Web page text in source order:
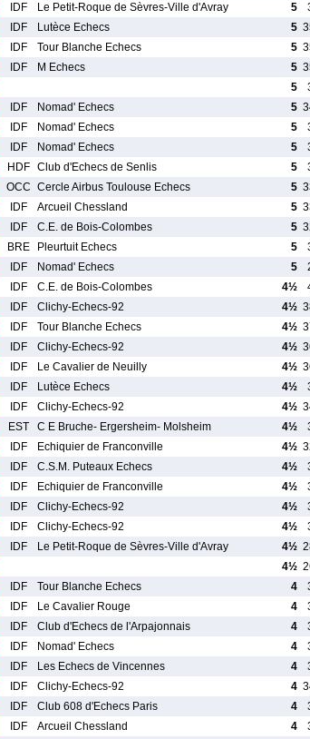
IDF Le Petit-Roque de Sèvres-Ville d'Avray 5
IDF Lutèce Echecs 5
IDF Tour Blanche Echecs 5
IDF M Echecs 5
5
IDF Nomad' Echecs 5
IDF Nomad' Echecs 5
IDF Nomad' Echecs 5
HDF Club d'Echecs de Senlis 5
OCC Cercle Airbus Toulouse Echecs 5
IDF Arcueil Chessland 5
IDF C.E. de Bois-Colombes 5
BRE Pleurtuit Echecs 5
IDF Nomad' Echecs 5
IDF C.E. de Bois-Colombes 4½
IDF Clichy-Echecs-92 4½
IDF Tour Blanche Echecs 4½
IDF Clichy-Echecs-92 4½
IDF Le Cavalier de Neuilly 4½
IDF Lutèce Echecs 4½
IDF Clichy-Echecs-92 4½
EST C E Bruche- Ergersheim- Molsheim 4½
IDF Echiquier de Franconville 4½
IDF C.S.M. Puteaux Echecs 4½
IDF Echiquier de Franconville 4½
IDF Clichy-Echecs-92 4½
IDF Clichy-Echecs-92 4½
IDF Le Petit-Roque de Sèvres-Ville d'Avray 4½
4½
IDF Tour Blanche Echecs 4
IDF Le Cavalier Rouge 4
IDF Club d'Echecs de l'Arpajonnais 4
IDF Nomad' Echecs 4
IDF Les Echecs de Vincennes 4
IDF Clichy-Echecs-92 4
IDF Club 608 d'Echecs Paris 4
IDF Arcueil Chessland 4